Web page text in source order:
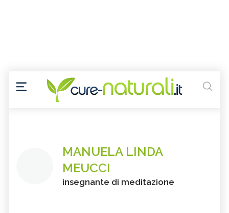
MANUELA LINDA
MEUCCI
insegnante di meditazione